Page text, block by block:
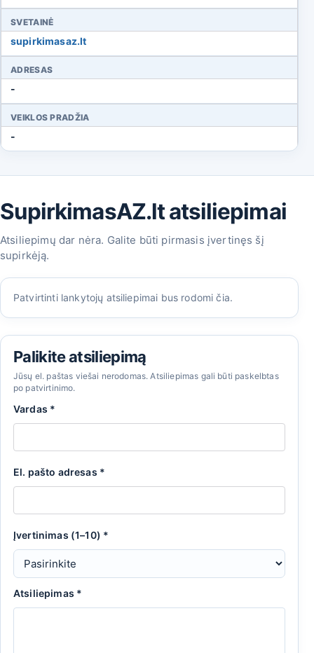
SVETAINĖ
supirkimasaz.lt
ADRESAS
-
VEIKLOS PRADŽIA
-
SupirkimasAZ.lt atsiliepimai
Atsiliepimų dar nėra. Galite būti pirmasis įvertinęs šį
supirkėją.
Patvirtinti lankytojų atsiliepimai bus rodomi čia.
Palikite atsiliepimą
Jūsų el. paštas viešai nerodomas. Atsiliepimas gali būti paskelbtas
po patvirtinimo.
Vardas *
El. pašto adresas *
Įvertinimas (1–10) *
Atsiliepimas *